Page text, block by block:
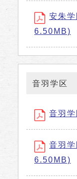
安朱
6.50MB)
音羽学区
音羽
音羽
6.50MB)